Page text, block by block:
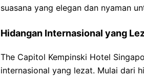
suasana yang elegan dan nyaman
Hidangan Internasional yang
The Capitol Kempinski Hotel
internasional yang lezat. Mulai dari